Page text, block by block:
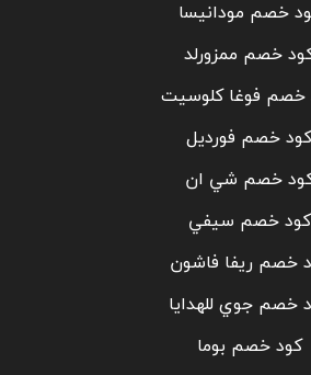
خصم مودانيسا
خصم ممزورلد
خصم فوغا كلوسيت
كود خصم فورديل
خصم شي ان
كود خصم سيفي
خصم ريفا فاشون
خصم جوي للهدايا
كود خصم بوما